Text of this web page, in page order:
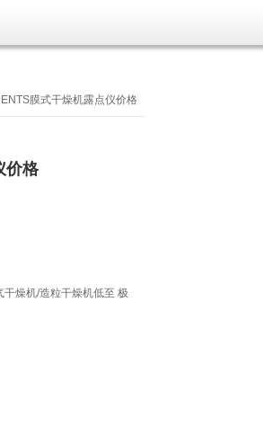
膜式干燥机露点仪价格
价格
燥机/造粒干燥机低至 极